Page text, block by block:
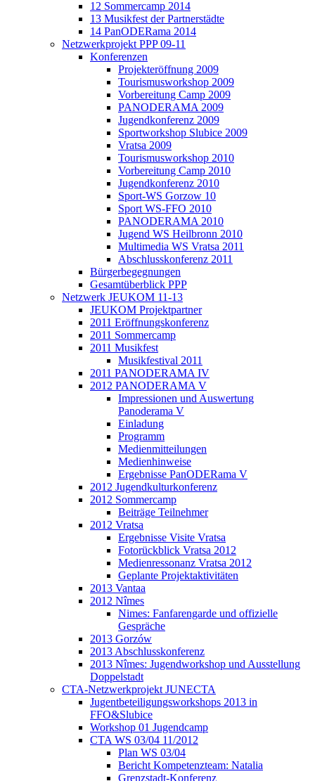
12 Sommercamp 2014
13 Musikfest der Partnerstädte
14 PanODERama 2014
Netzwerkprojekt PPP 09-11
Konferenzen
Projekteröffnung 2009
Tourismusworkshop 2009
Vorbereitung Camp 2009
PANODERAMA 2009
Jugendkonferenz 2009
Sportworkshop Slubice 2009
Vratsa 2009
Tourismusworkshop 2010
Vorbereitung Camp 2010
Jugendkonferenz 2010
Sport-WS Gorzow 10
Sport WS-FFO 2010
PANODERAMA 2010
Jugend WS Heilbronn 2010
Multimedia WS Vratsa 2011
Abschlusskonferenz 2011
Bürgerbegegnungen
Gesamtüberblick PPP
Netzwerk JEUKOM 11-13
JEUKOM Projektpartner
2011 Eröffnungskonferenz
2011 Sommercamp
2011 Musikfest
Musikfestival 2011
2011 PANODERAMA IV
2012 PANODERAMA V
Impressionen und Auswertung
Panoderama V
Einladung
Programm
Medienmitteilungen
Medienhinweise
Ergebnisse PanODERama V
2012 Jugendkulturkonferenz
2012 Sommercamp
Beiträge Teilnehmer
2012 Vratsa
Ergebnisse Visite Vratsa
Fotorückblick Vratsa 2012
Medienressonanz Vratsa 2012
Geplante Projektaktivitäten
2013 Vantaa
2012 Nîmes
Nimes: Fanfarengarde und offizielle
Gespräche
2013 Gorzów
2013 Abschlusskonferenz
2013 Nîmes: Jugendworkshop und Ausstellung
Doppelstadt
CTA-Netzwerkprojekt JUNECTA
Jugentbeteiligungsworkshops 2013 in
FFO&Slubice
Workshop 01 Jugendcamp
CTA WS 03/04 11/2012
Plan WS 03/04
Bericht Kompetenzteam: Natalia
Grenzstadt-Konferenz